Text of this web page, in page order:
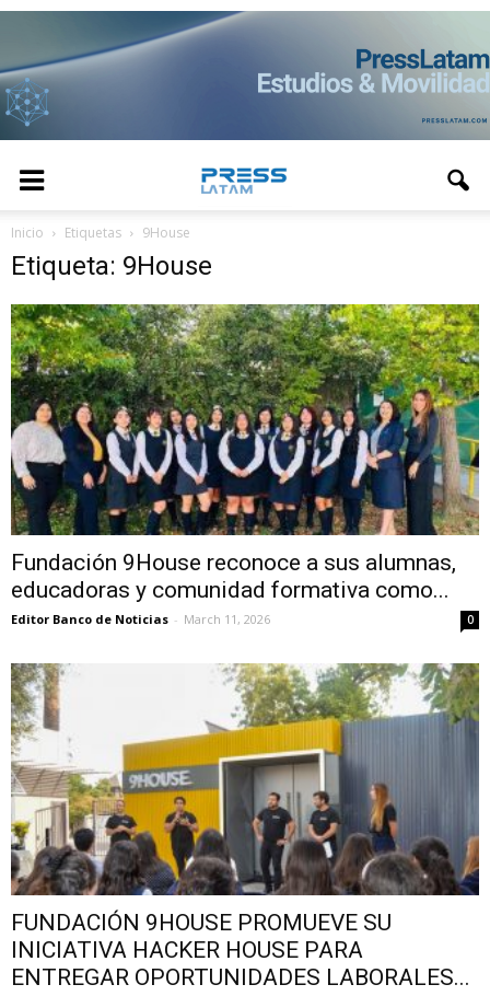
Inicio Etiquetas 9House
Etiqueta: 9House
Fundación 9House reconoce a sus alumnas,
educadoras y comunidad formativa como...
Editor Banco de Noticias - March 11, 2026 0
FUNDACIÓN 9HOUSE PROMUEVE SU
INICIATIVA HACKER HOUSE PARA
ENTREGAR OPORTUNIDADES LABORALES...